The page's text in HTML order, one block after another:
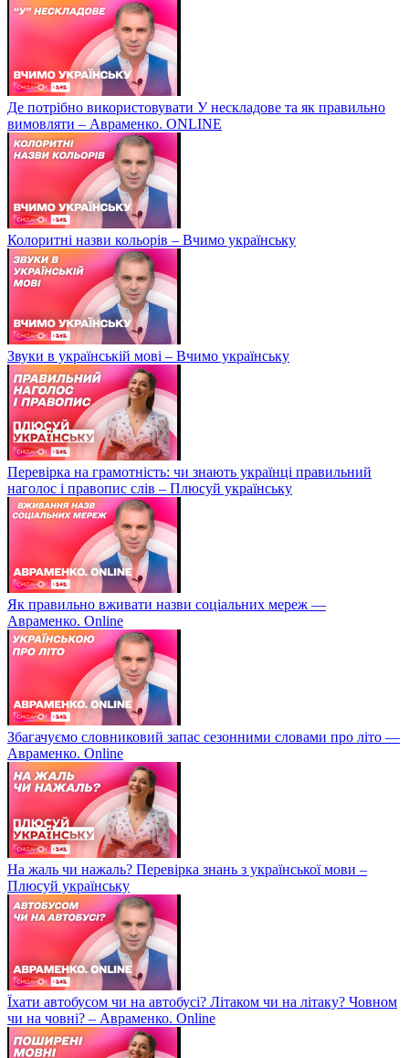
Де потрібно використовувати У нескладове та як правильно
вимовляти – Авраменко. ONLINE
Колоритні назви кольорів – Вчимо українську
Звуки в українській мові – Вчимо українську
Перевірка на грамотність: чи знають українці правильний
наголос і правопис слів – Плюсуй українську
Як правильно вживати назви соціальних мереж —
Авраменко. Online
Збагачуємо словниковий запас сезонними словами про літо —
Авраменко. Online
На жаль чи нажаль? Перевірка знань з української мови –
Плюсуй українську
Їхати автобусом чи на автобусі? Літаком чи на літаку? Човном
чи на човні? – Авраменко. Online